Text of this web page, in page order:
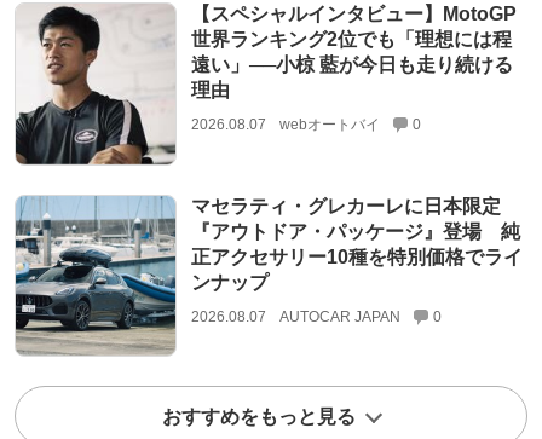
【スペシャルインタビュー】MotoGP
世界ランキング2位でも「理想には程
遠い」──小椋 藍が今日も走り続ける
理由
2026.08.07 webオートバイ 0
マセラティ・グレカーレに日本限定
『アウトドア・パッケージ』登場 純
正アクセサリー10種を特別価格でライ
ンナップ
2026.08.07 AUTOCAR JAPAN 0
おすすめをもっと見る